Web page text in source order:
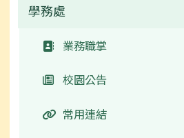
個人簡介
教育理念
業務職掌
校園公告
常用連結
活動相簿
學務處
業務職掌
校園公告
常用連結